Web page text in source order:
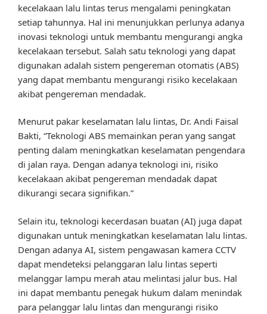
kecelakaan lalu lintas terus mengalami peningkatan
setiap tahunnya. Hal ini menunjukkan perlunya adanya
inovasi teknologi untuk membantu mengurangi angka
kecelakaan tersebut. Salah satu teknologi yang dapat
digunakan adalah sistem pengereman otomatis (ABS)
yang dapat membantu mengurangi risiko kecelakaan
akibat pengereman mendadak.
Menurut pakar keselamatan lalu lintas, Dr. Andi Faisal
Bakti, “Teknologi ABS memainkan peran yang sangat
penting dalam meningkatkan keselamatan pengendara
di jalan raya. Dengan adanya teknologi ini, risiko
kecelakaan akibat pengereman mendadak dapat
dikurangi secara signifikan.”
Selain itu, teknologi kecerdasan buatan (AI) juga dapat
digunakan untuk meningkatkan keselamatan lalu lintas.
Dengan adanya AI, sistem pengawasan kamera CCTV
dapat mendeteksi pelanggaran lalu lintas seperti
melanggar lampu merah atau melintasi jalur bus. Hal
ini dapat membantu penegak hukum dalam menindak
para pelanggar lalu lintas dan mengurangi risiko